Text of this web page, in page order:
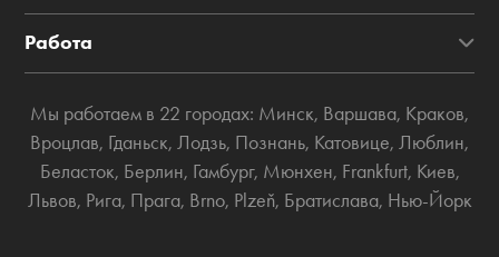
Работа
Мы работаем в 22 городах: Минск, Варшава, Краков,
Вроцлав, Гданьск, Лодзь, Познань, Катовице, Люблин,
Беласток, Берлин, Гамбург, Мюнхен, Frankfurt, Киев,
Львов, Рига, Прага, Brno, Plzeň, Братислава, Нью-Йорк